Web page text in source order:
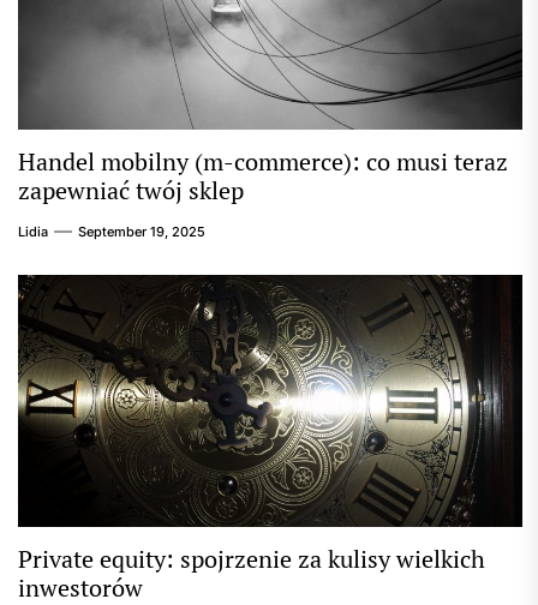
Handel mobilny (m-commerce): co musi teraz
zapewniać twój sklep
Lidia September 19, 2025
Private equity: spojrzenie za kulisy wielkich
inwestorów